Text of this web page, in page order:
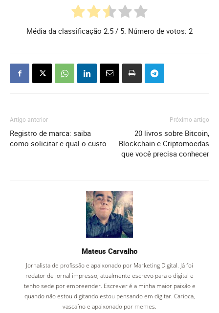
Média da classificação 2.5 / 5. Número de votos: 2
Artigo anterior
Registro de marca: saiba
como solicitar e qual o custo
Próximo artigo
20 livros sobre Bitcoin,
Blockchain e Criptomoedas
que você precisa conhecer
Mateus Carvalho
Jornalista de profissão e apaixonado por Marketing Digital. Já foi
redator de jornal impresso, atualmente escrevo para o digital e
tenho sede por empreender. Escrever é a minha maior paixão e
quando não estou digitando estou pensando em digitar. Carioca,
vascaíno e apaixonado por memes.